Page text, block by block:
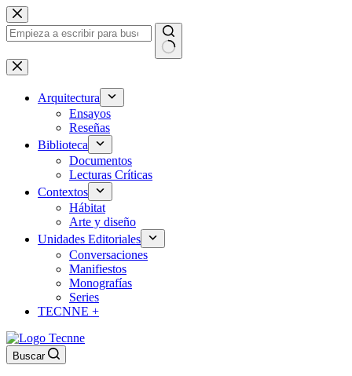
Saltar
al
contenido
Sin
resultados
Arquitectura
Ensayos
Reseñas
Biblioteca
Documentos
Lecturas Críticas
Contextos
Hábitat
Arte y diseño
Unidades Editoriales
Conversaciones
Manifiestos
Monografías
Series
TECNNE +
Buscar